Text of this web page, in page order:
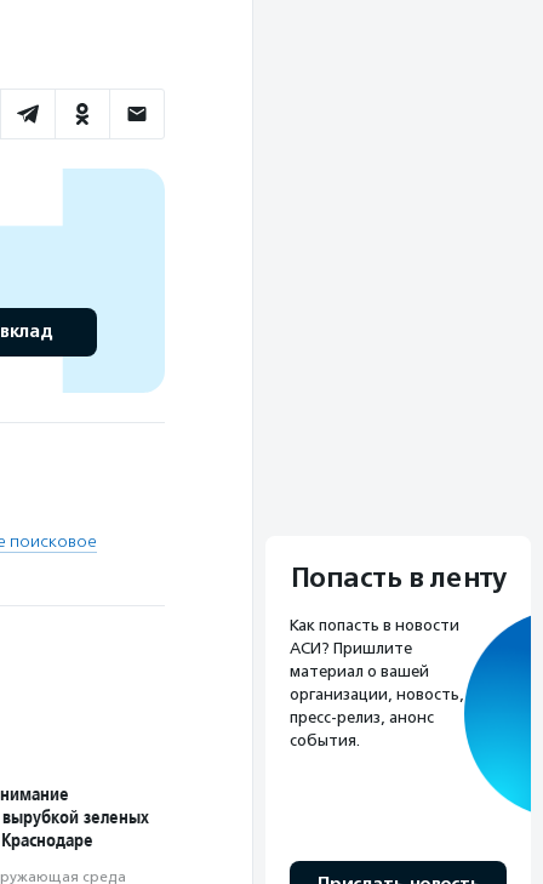
поисковое
зеленых
среда
Попасть в ленту
Как попасть в новости
АСИ? Пришлите
материал о вашей
организации, новость,
пресс-релиз, анонс
события.